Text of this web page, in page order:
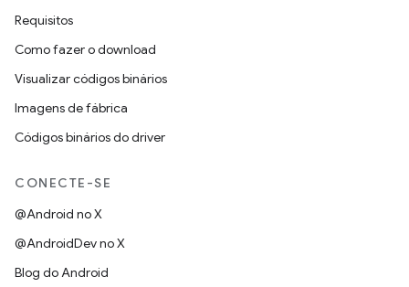
Requisitos
Como fazer o download
Visualizar códigos binários
Imagens de fábrica
Códigos binários do driver
CONECTE-SE
@Android no X
@AndroidDev no X
Blog do Android